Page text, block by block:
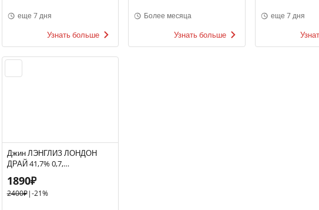
еще 7 дня
Узнать больше
Более месяца
Узнать больше
еще 7 дня
Джин ЛЭНГЛИЗ ЛОНДОН
ДРАЙ 41,7% 0,7,
Великобритания
1890₽
2400₽|-21%